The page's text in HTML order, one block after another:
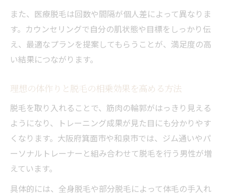
また、医療脱毛は回数や間隔が個人差によって異なりま
す。カウンセリングで自分の肌状態や目標をしっかり伝
え、最適なプランを提案してもらうことが、満足度の高
い結果につながります。
理想の体作りと脱毛の相乗効果を高める方法
脱毛を取り入れることで、筋肉の輪郭がはっきり見える
ようになり、トレーニング成果が見た目にも分かりやす
くなります。大阪府箕面市や和泉市では、ジム通いやパ
ーソナルトレーナーと組み合わせて脱毛を行う男性が増
えています。
具体的には、全身脱毛や部分脱毛によって体毛の手入れ